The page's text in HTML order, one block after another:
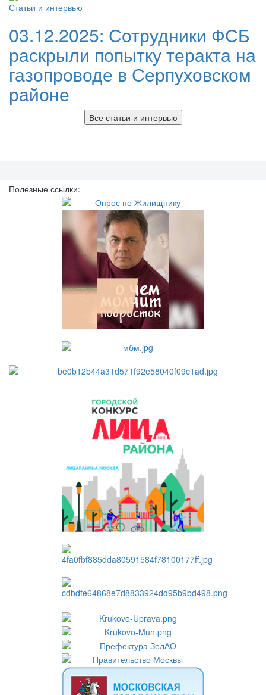
Статьи и интервью
03.12.2025: Сотрудники ФСБ
раскрыли попытку теракта на
газопроводе в Серпуховском
районе
Все статьи и интервью
Полезные ссылки: